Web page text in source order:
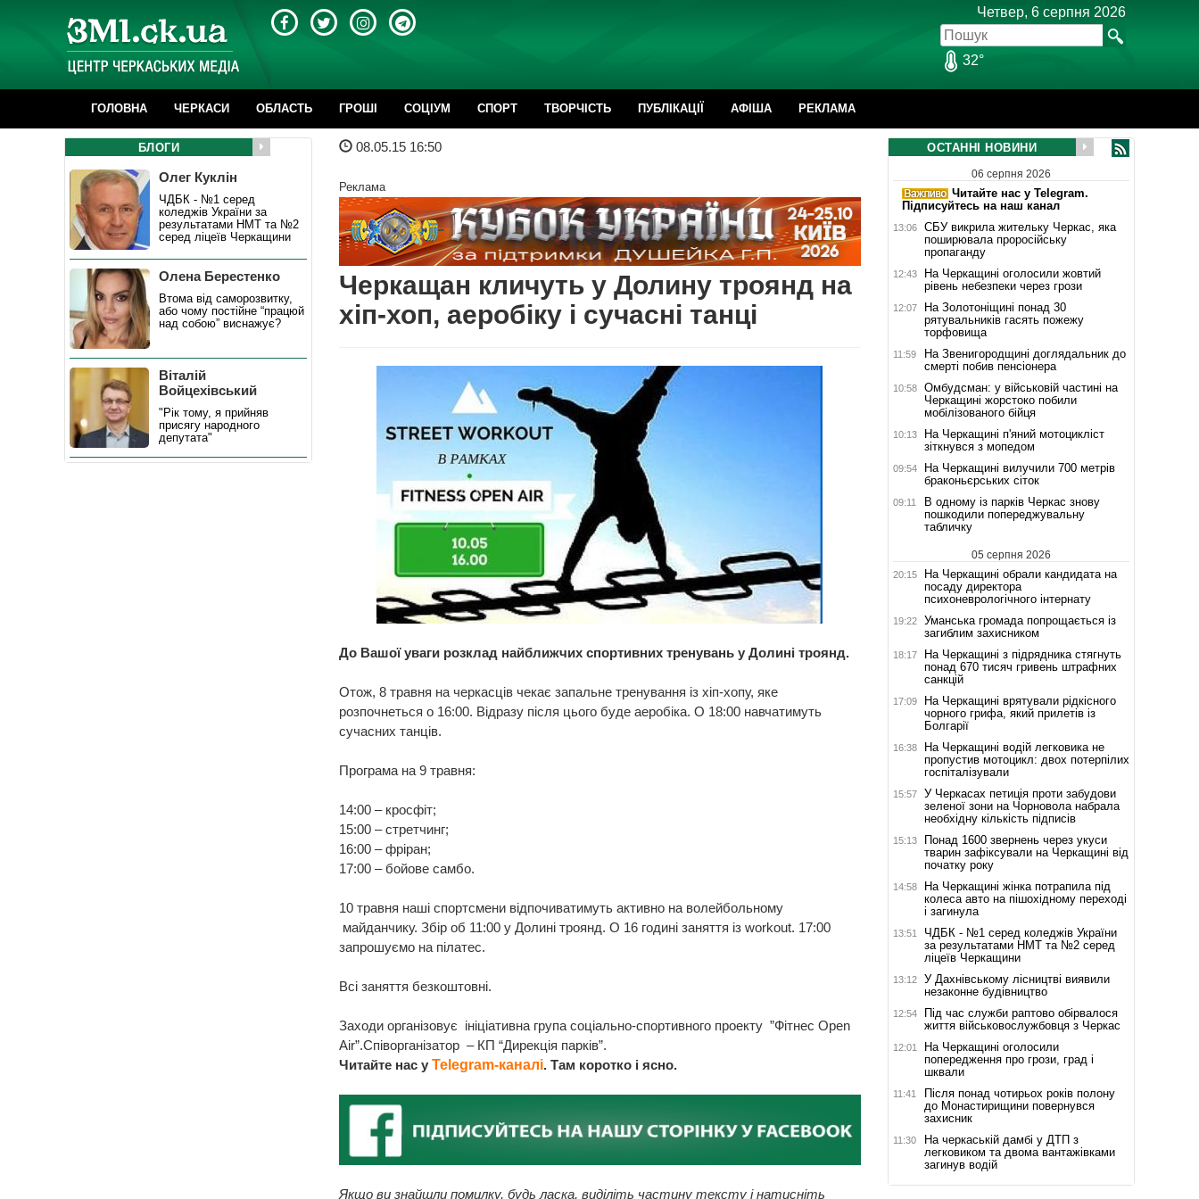
Четвер, 6 серпня 2026
32°
ГОЛОВНА ЧЕРКАСИ ОБЛАСТЬ ГРОШІ CОЦІУМ СПОРТ ТВОРЧІСТЬ ПУБЛІКАЦІЇ АФІША РЕКЛАМА
08.05.15 16:50
Реклама
Черкащан кличуть у Долину троянд на
хіп-хоп, аеробіку і сучасні танці
До Вашої уваги розклад найближчих спортивних тренувань у Долині троянд.
Отож, 8 травня на черкасців чекає запальне тренування із хіп-хопу, яке
розпочнеться о 16:00. Відразу після цього буде аеробіка. О 18:00 навчатимуть
сучасних танців.
Програма на 9 травня:
14:00 – кросфіт;
15:00 – стретчинг;
16:00 – фріран;
17:00 – бойове самбо.
10 травня наші спортсмени відпочиватимуть активно на волейбольному
майданчику. Збір об 11:00 у Долині троянд. О 16 годині заняття із workout. 17:00
запрошуємо на пілатес.
Всі заняття безкоштовні.
Заходи організовує ініціативна група соціально-спортивного проекту ”Фітнес Open
Air”.Співорганізатор – КП “Дирекція парків”.
Читайте нас у Telegram-каналі. Там коротко і ясно.
Якщо ви знайшли помилку, будь ласка, виділіть частину тексту і натисніть
БЛОГИ
Олег Куклін
ЧДБК - №1 серед
коледжів України за
результатами НМТ та №2
серед ліцеїв Черкащини
Олена Берестенко
Втома від саморозвитку,
або чому постійне “працюй
над собою” виснажує?
Віталій
Войцехівський
"Рік тому, я прийняв
присягу народного
депутата"
ОСТАННІ НОВИНИ
06 серпня 2026
Читайте нас у Telegram.
Підписуйтесь на наш канал
13:06
СБУ викрила жительку Черкас, яка
поширювала проросійську
пропаганду
12:43
На Черкащині оголосили жовтий
рівень небезпеки через грози
12:07
На Золотоніщині понад 30
рятувальників гасять пожежу
торфовища
11:59
На Звенигородщині доглядальник до
смерті побив пенсіонера
10:58
Омбудсман: у військовій частині на
Черкащині жорстоко побили
мобілізованого бійця
10:13
На Черкащині п'яний мотоцикліст
зіткнувся з мопедом
09:54
На Черкащині вилучили 700 метрів
браконьєрських сіток
09:11
В одному із парків Черкас знову
пошкодили попереджувальну
табличку
05 серпня 2026
20:15
На Черкащині обрали кандидата на
посаду директора
психоневрологічного інтернату
19:22
Уманська громада попрощається із
загиблим захисником
18:17
На Черкащині з підрядника стягнуть
понад 670 тисяч гривень штрафних
санкцій
17:09
На Черкащині врятували рідкісного
чорного грифа, який прилетів із
Болгарії
16:38
На Черкащині водій легковика не
пропустив мотоцикл: двох потерпілих
госпіталізували
15:57
У Черкасах петиція проти забудови
зеленої зони на Чорновола набрала
необхідну кількість підписів
15:13
Понад 1600 звернень через укуси
тварин зафіксували на Черкащині від
початку року
14:58
На Черкащині жінка потрапила під
колеса авто на пішохідному переході
і загинула
13:51
ЧДБК - №1 серед коледжів України
за результатами НМТ та №2 серед
ліцеїв Черкащини
13:12
У Дахнівському лісництві виявили
незаконне будівництво
12:54
Під час служби раптово обірвалося
життя військовослужбовця з Черкас
12:01
На Черкащині оголосили
попередження про грози, град і
шквали
11:41
Після понад чотирьох років полону
до Монастирищини повернувся
захисник
11:30
На черкаській дамбі у ДТП з
легковиком та двома вантажівками
загинув водій